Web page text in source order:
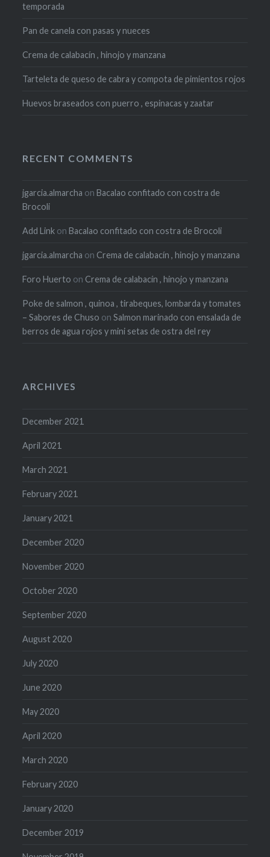
temporada
Pan de canela con pasas y nueces
Crema de calabacín , hinojo y manzana
Tarteleta de queso de cabra y compota de pimientos rojos
Huevos braseados con puerro , espinacas y zaatar
RECENT COMMENTS
jgarcia.almarcha on Bacalao confitado con costra de
Brocoli
Add Link on Bacalao confitado con costra de Brocoli
jgarcia.almarcha on Crema de calabacín , hinojo y manzana
Foro Huerto on Crema de calabacín , hinojo y manzana
Poke de salmon , quinoa , tirabeques, lombarda y tomates
– Sabores de Chuso onSalmon marinado con ensalada de
berros de agua rojos y mini setas de ostra del rey
ARCHIVES
December 2021
April 2021
March 2021
February 2021
January 2021
December 2020
November 2020
October 2020
September 2020
August 2020
July 2020
June 2020
May 2020
April 2020
March 2020
February 2020
January 2020
December 2019